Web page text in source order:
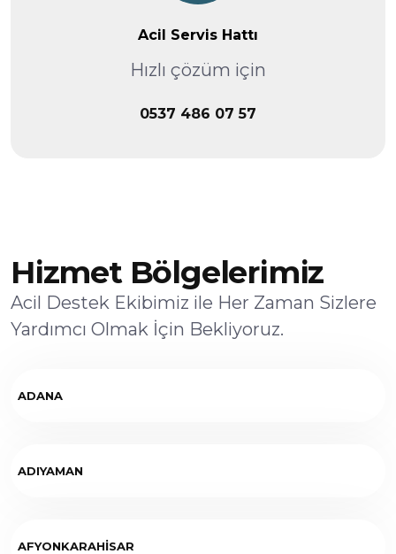
Acil Servis Hattı
Hızlı çözüm için
0537 486 07 57
Hizmet Bölgelerimiz
Acil Destek Ekibimiz ile Her Zaman Sizlere
Yardımcı Olmak İçin Bekliyoruz.
ADANA
ADIYAMAN
AFYONKARAHİSAR